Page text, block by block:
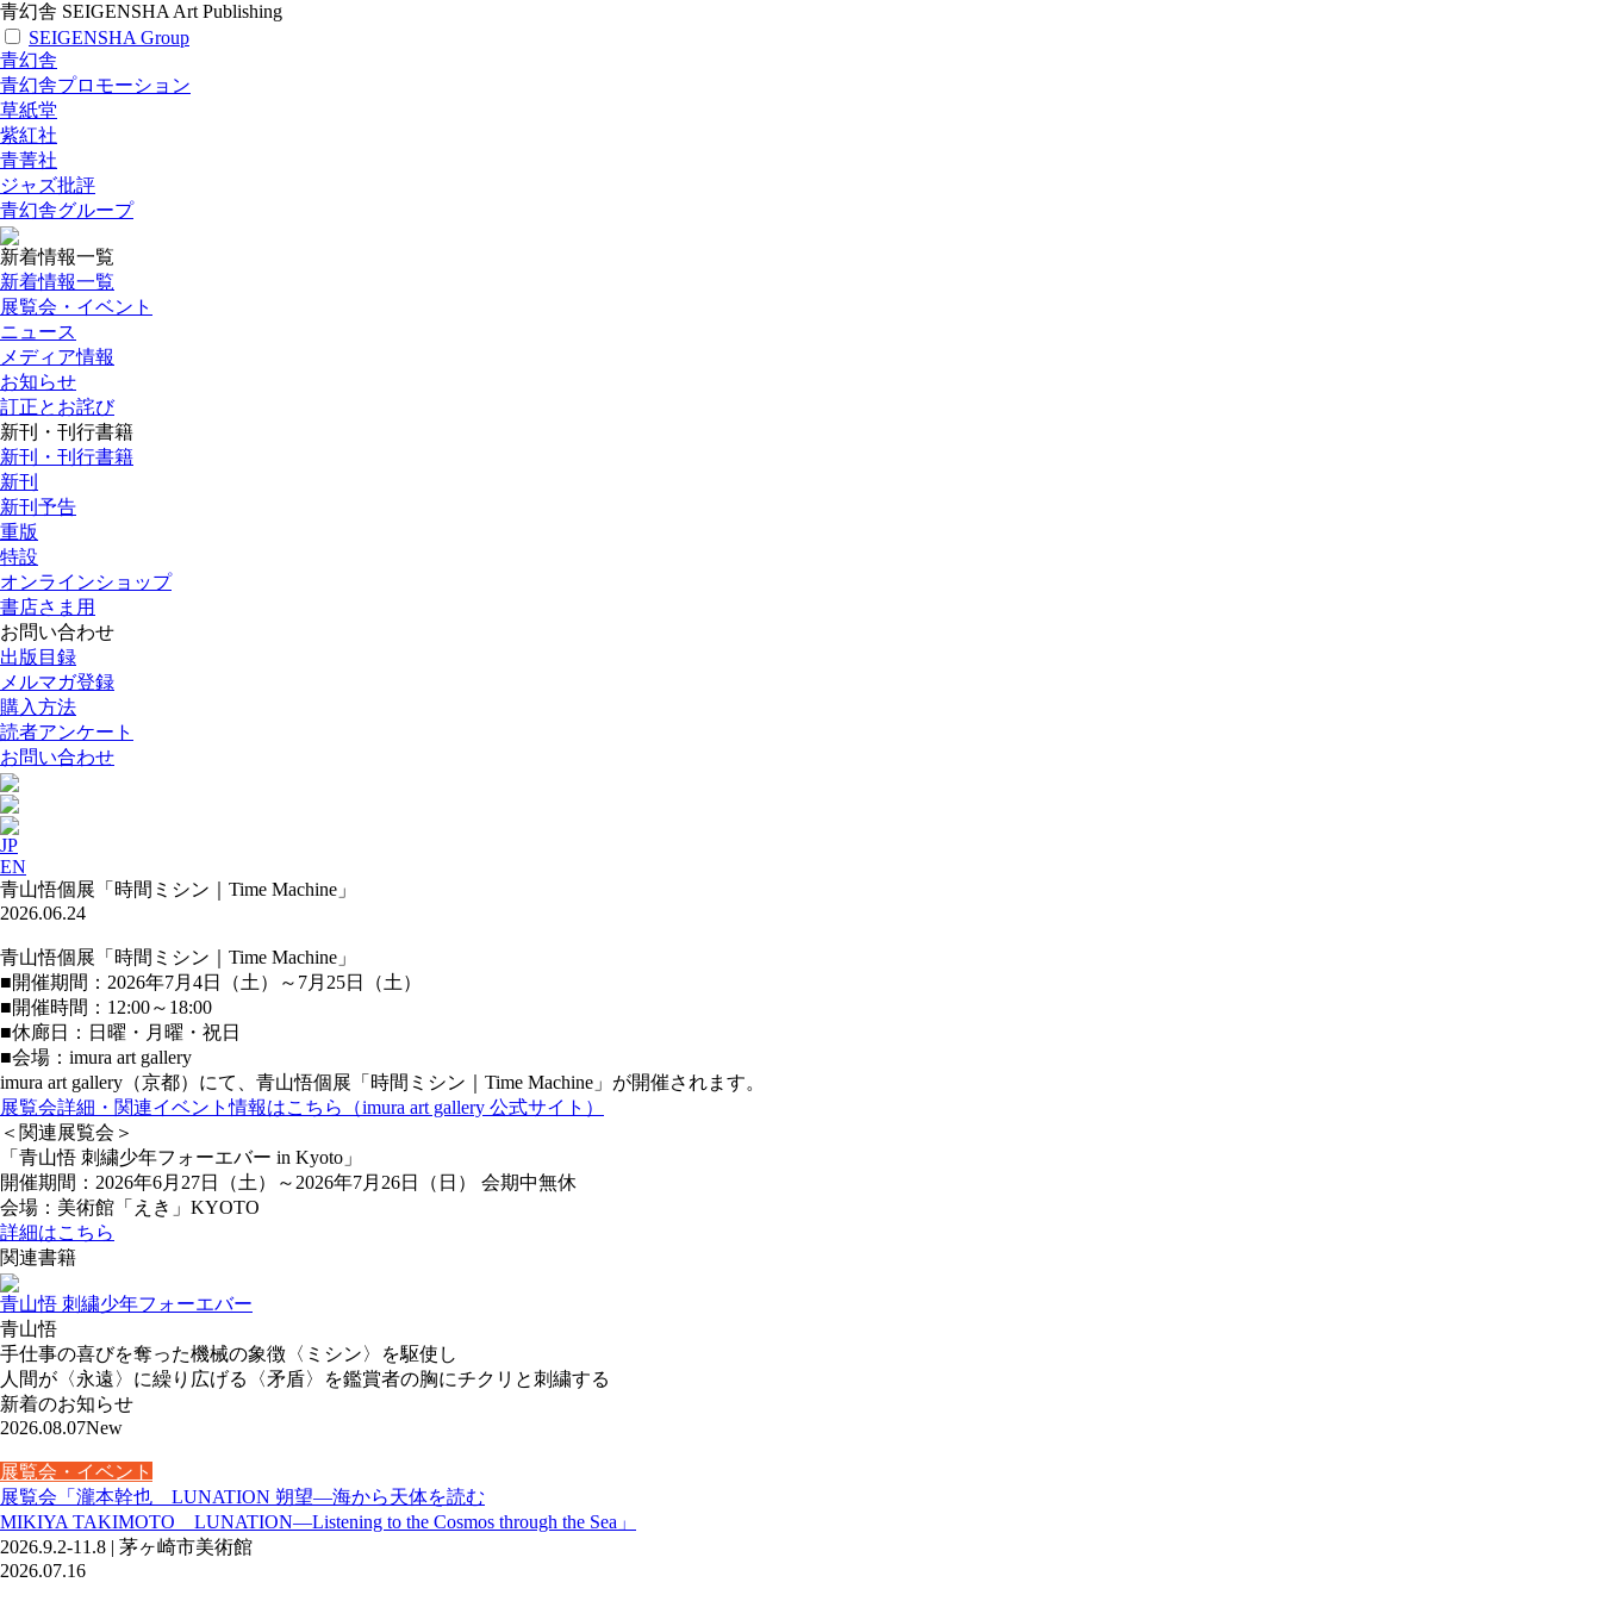
青幻舎 SEIGENSHA Art Publishing
SEIGENSHA Group
青幻舎
青幻舎プロモーション
草紙堂
紫紅社
青菁社
ジャズ批評
青幻舎グループ
新着情報一覧
新着情報一覧
展覧会・イベント
ニュース
メディア情報
お知らせ
訂正とお詫び
新刊・刊行書籍
新刊・刊行書籍
新刊
新刊予告
重版
特設
オンラインショップ
書店さま用
お問い合わせ
出版目録
メルマガ登録
購入方法
読者アンケート
お問い合わせ
JP
EN
青山悟個展「時間ミシン｜Time Machine」
2026.06.24
青山悟個展「時間ミシン｜Time Machine」
■開催期間：2026年7月4日（土）～7月25日（土）
■開催時間：12:00～18:00
■休廊日：日曜・月曜・祝日
■会場：imura art gallery
imura art gallery（京都）にて、青山悟個展「時間ミシン｜Time Machine」が開催されます。
展覧会詳細・関連イベント情報はこちら（imura art gallery 公式サイト）
＜関連展覧会＞
「青山悟 刺繍少年フォーエバー in Kyoto」
開催期間：2026年6月27日（土）～2026年7月26日（日） 会期中無休
会場：美術館「えき」KYOTO
詳細はこちら
関連書籍
青山悟 刺繍少年フォーエバー
青山悟
手仕事の喜びを奪った機械の象徴〈ミシン〉を駆使し
人間が〈永遠〉に繰り広げる〈矛盾〉を鑑賞者の胸にチクリと刺繍する
新着のお知らせ
2026.08.07New
展覧会・イベント
展覧会「瀧本幹也 LUNATION 朔望―海から天体を読む
MIKIYA TAKIMOTO LUNATION—Listening to the Cosmos through the Sea」
2026.9.2-11.8 | 茅ヶ崎市美術館
2026.07.16